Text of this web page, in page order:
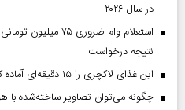
در سال ۲۰۲۶
استعلام وام ضروری
نتیجه درخواست
این غذای لاکچری را ۱۵ دقیقه‌ای آماده کنید
چگونه می‌توان تصاویر ساخته‌شده